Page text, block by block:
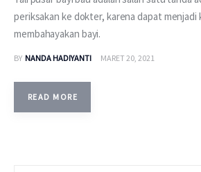
Untuk Anda
Berita
Layanan
periksakan ke dokter, karena dapat menjadi
membahayakan bayi.
BY NANDA HADIYANTI MARET 20, 2021
READ MORE